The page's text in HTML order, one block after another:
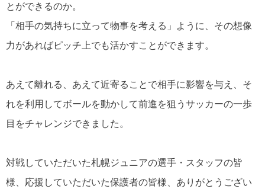
とができるのか。
「相手の気持ちに立って物事を考える」ように、その想像
力があればピッチ上でも活かすことができます。
あえて離れる、あえて近寄ることで相手に影響を与え、そ
れを利用してボールを動かして前進を狙うサッカーの一歩
目をチャレンジできました。
対戦していただいた札幌ジュニアの選手・スタッフの皆
様、応援していただいた保護者の皆様、ありがとうござい